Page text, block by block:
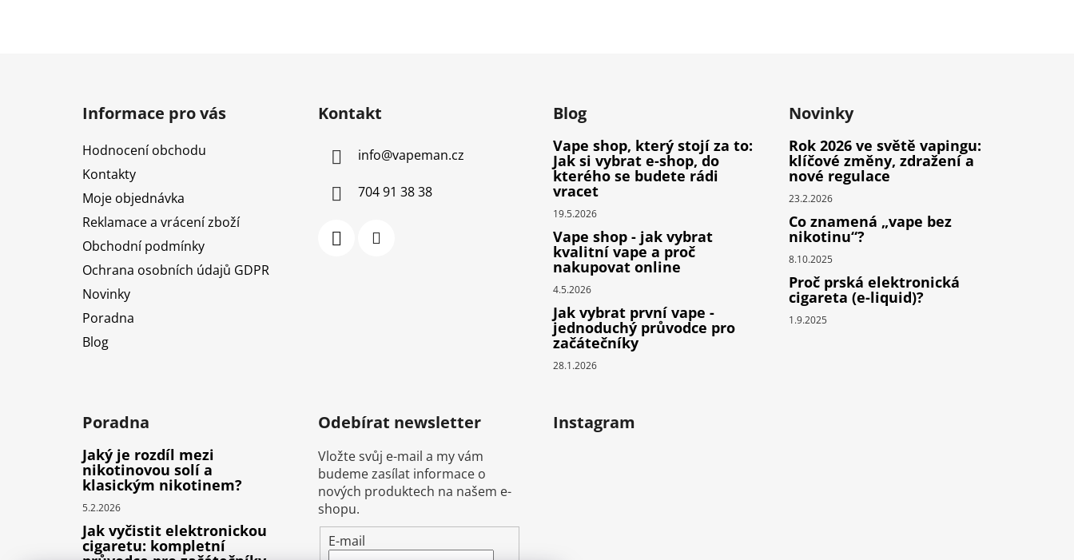
Informace pro vás
Hodnocení obchodu
Kontakty
Moje objednávka
Reklamace a vrácení zboží
Obchodní podmínky
Ochrana osobních údajů GDPR
Novinky
Poradna
Blog
Kontakt
info@vapeman.cz
704 91 38 38
Blog
Vape shop, který stojí za to:
Jak si vybrat e-shop, do
kterého se budete rádi
vracet
19.5.2026
Vape shop - jak vybrat
kvalitní vape a proč
nakupovat online
4.5.2026
Jak vybrat první vape -
jednoduchý průvodce pro
začátečníky
28.1.2026
Novinky
Rok 2026 ve světě vapingu:
klíčové změny, zdražení a
nové regulace
23.2.2026
Co znamená „vape bez
nikotinu“?
8.10.2025
Proč prská elektronická
cigareta (e-liquid)?
1.9.2025
Poradna
Jaký je rozdíl mezi
nikotinovou solí a
klasickým nikotinem?
5.2.2026
Jak vyčistit elektronickou
cigaretu: kompletní
Odebírat newsletter
Vložte svůj e-mail a my vám
budeme zasílat informace o
nových produktech na našem e-
shopu.
E-mail
Instagram